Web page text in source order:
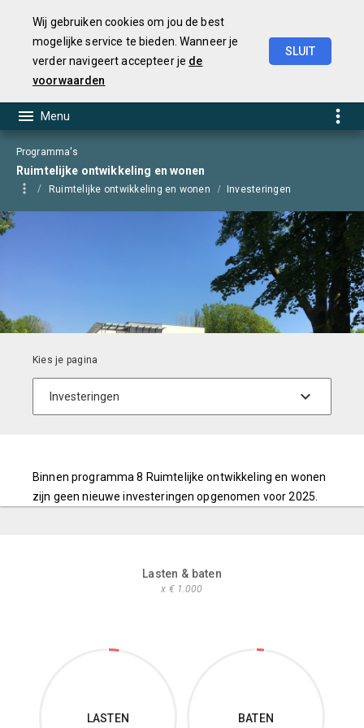
Wij gebruiken cookies om jou de best
mogelijke service te bieden. Wanneer je
verder navigeert accepteer je de
voorwaarden
SLUIT
Programma's
Ruimtelijke ontwikkeling en wonen
Ruimtelijke ontwikkeling en wonen Investeringen
Binnen programma 8 Ruimtelijke ontwikkeling en wonen
zijn geen nieuwe investeringen opgenomen voor 2025.
Lasten & baten
x € 1.000
LASTEN BATEN